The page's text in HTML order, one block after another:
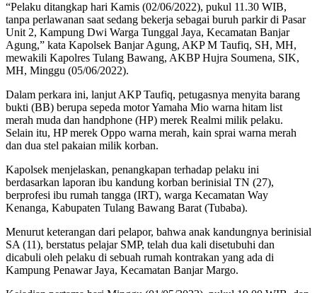
“Pelaku ditangkap hari Kamis (02/06/2022), pukul 11.30 WIB,
tanpa perlawanan saat sedang bekerja sebagai buruh parkir di Pasar
Unit 2, Kampung Dwi Warga Tunggal Jaya, Kecamatan Banjar
Agung,” kata Kapolsek Banjar Agung, AKP M Taufiq, SH, MH,
mewakili Kapolres Tulang Bawang, AKBP Hujra Soumena, SIK,
MH, Minggu (05/06/2022).
Dalam perkara ini, lanjut AKP Taufiq, petugasnya menyita barang
bukti (BB) berupa sepeda motor Yamaha Mio warna hitam list
merah muda dan handphone (HP) merek Realmi milik pelaku.
Selain itu, HP merek Oppo warna merah, kain sprai warna merah
dan dua stel pakaian milik korban.
Kapolsek menjelaskan, penangkapan terhadap pelaku ini
berdasarkan laporan ibu kandung korban berinisial TN (27),
berprofesi ibu rumah tangga (IRT), warga Kecamatan Way
Kenanga, Kabupaten Tulang Bawang Barat (Tubaba).
Menurut keterangan dari pelapor, bahwa anak kandungnya berinisial
SA (11), berstatus pelajar SMP, telah dua kali disetubuhi dan
dicabuli oleh pelaku di sebuah rumah kontrakan yang ada di
Kampung Penawar Jaya, Kecamatan Banjar Margo.